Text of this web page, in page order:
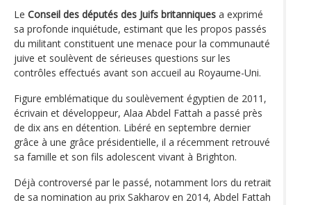
Le Conseil des députés des Juifs britanniques a exprimé
sa profonde inquiétude, estimant que les propos passés
du militant constituent une menace pour la communauté
juive et soulèvent de sérieuses questions sur les
contrôles effectués avant son accueil au Royaume-Uni.
Figure emblématique du soulèvement égyptien de 2011,
écrivain et développeur, Alaa Abdel Fattah a passé près
de dix ans en détention. Libéré en septembre dernier
grâce à une grâce présidentielle, il a récemment retrouvé
sa famille et son fils adolescent vivant à Brighton.
Déjà controversé par le passé, notamment lors du retrait
de sa nomination au prix Sakharov en 2014, Abdel Fattah